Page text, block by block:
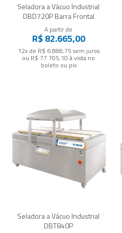
Seladora a Vácuo Industrial
DBD720P Barra Frontal
A partir de
R$ 82.665,00
12x de R$ 6.888,75 sem juros
ou R$ 77.705,10 à vista no
boleto ou pix
Seladora a Vácuo Industrial
DBT840P